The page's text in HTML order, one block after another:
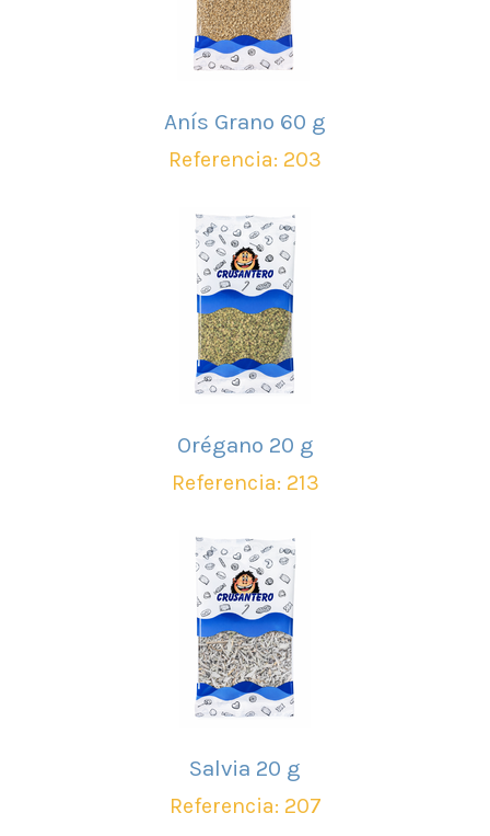
Anís Grano 60 g
Referencia: 203
Orégano 20 g
Referencia: 213
Salvia 20 g
Referencia: 207